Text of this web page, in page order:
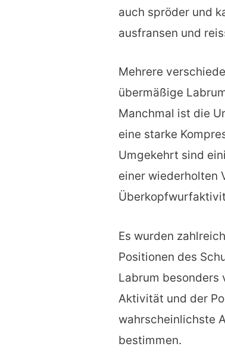
auch spröder und
ausfransen und
Mehrere
übermäßige
Manchmal ist die
eine starke
Umgekehrt sind
einer wiederholten
Es wurden
Positionen des
Labrum
Aktivität und der
wahrscheinlichste
bestimmen.